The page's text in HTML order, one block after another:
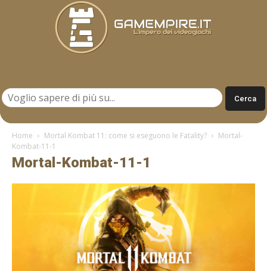
Home Mortal Kombat 11: come si eseguono le Fatality?
Mortal-
Kombat-11-1
Mortal-Kombat-11-1